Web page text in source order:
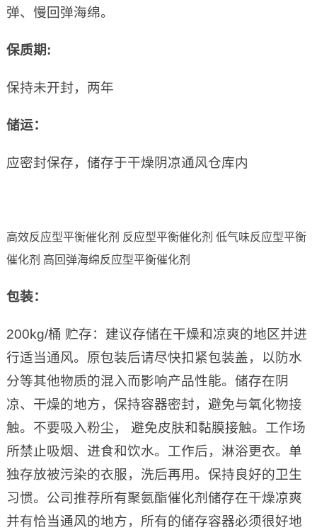
弹、慢回弹海绵。
保质期:
保持未开封，两年
储运：
应密封保存，储存于干燥阴凉通风仓库内
高效反应型平衡催化剂 反应型平衡催化剂 低气味反应型平衡
催化剂 高回弹海绵反应型平衡催化剂
包装：
200kg/桶 贮存：建议存储在干燥和凉爽的地区并进
行适当通风。原包装后请尽快扣紧包装盖，以防水
分等其他物质的混入而影响产品性能。储存在阴
凉、干燥的地方，保持容器密封，避免与氧化物接
触。不要吸入粉尘， 避免皮肤和黏膜接触。工作场
所禁止吸烟、进食和饮水。工作后，淋浴更衣。单
独存放被污染的衣服，洗后再用。保持良好的卫生
习惯。公司推荐所有聚氨酯催化剂储存在干燥凉爽
并有恰当通风的地方，所有的储存容器必须很好地